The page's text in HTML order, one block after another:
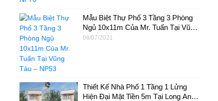
Mẫu Biệt Thự Phố 3 Tầng 3 Phòng
Ngủ 10x11m Của Mr. Tuấn Tại Vũng
Tàu – NP53
08/07/2021
Thiết Kế Nhà Phố 1 Tầng 1 Lửng
Hiện Đại Mặt Tiền 5m Tại Long An –